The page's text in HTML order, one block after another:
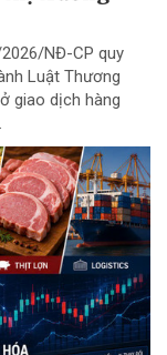
NĐ-CP quy
Luật Thương
giao dịch hàng